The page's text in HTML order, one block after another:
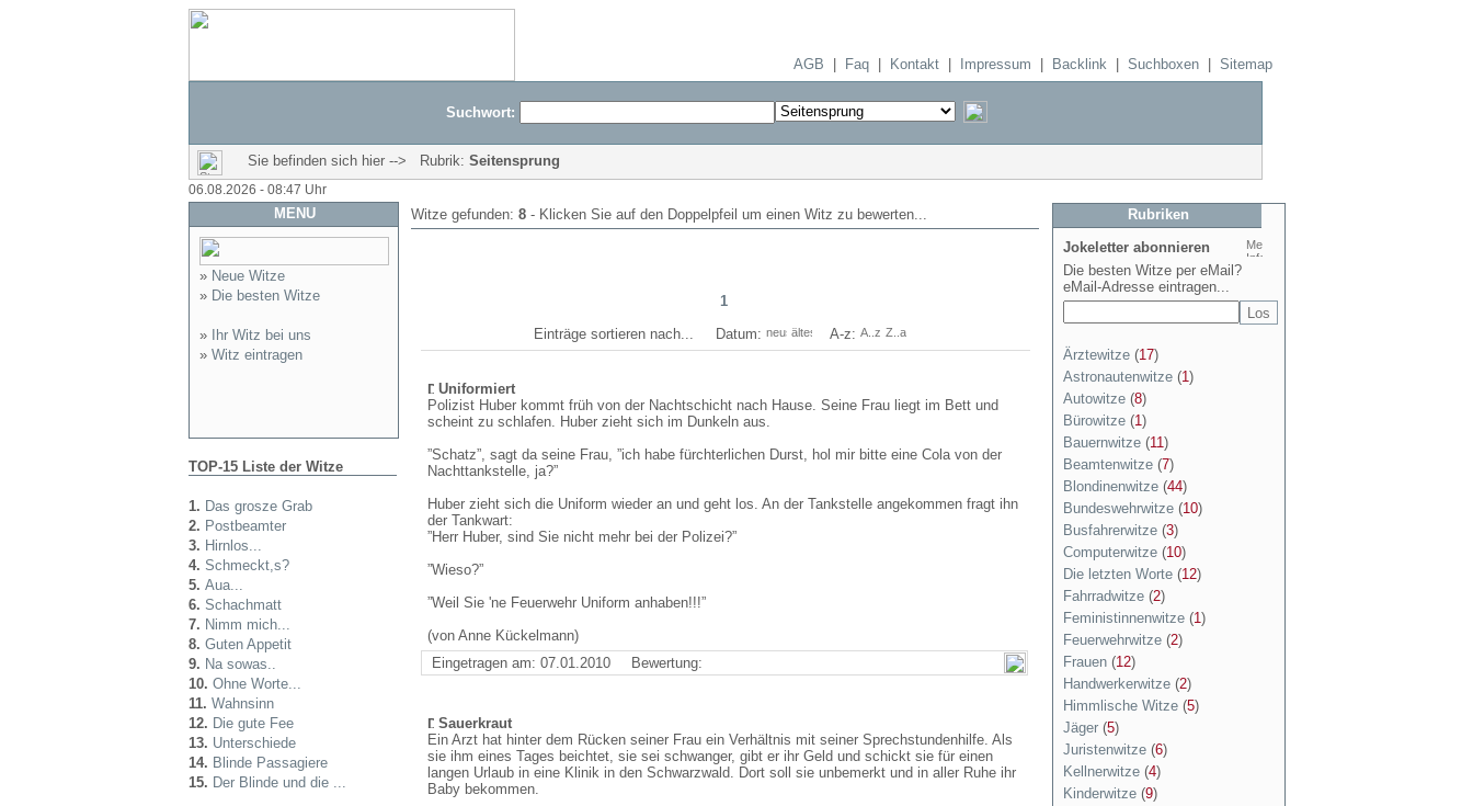
AGB Faq| Kontakt| Impressum Backlink| Suchboxen| Sitemap
Suchwort:
Sie befinden sich hier --> Rubrik: Seitensprung
06.08.2026 - 08:47 Uhr
MENU
» Neue Witze
» Die besten Witze
»
Ihr Witz bei uns
» Witz eintragen
TOP-15 Liste der Witze
1. Das grosze Grab
2. Postbeamter
3. Hirnlos...
4. Schmeckt,s?
5. Aua...
6. Schachmatt
7. Nimm mich...
8. Guten Appetit
9. Na sowas..
10. Ohne Worte...
11. Wahnsinn
12. Die gute Fee
13. Unterschiede
14. Blinde Passagiere
15. Der Blinde und die ...
Witze gefunden: 8- Klicken Sie auf den Doppelpfeil um einen Witz zu bewerten...
1
Einträge sortieren nach... Datum:
A-z:
Uniformiert
Polizist Huber kommt früh von der Nachtschicht nach Hause. Seine Frau liegt im Bett und
scheint zu schlafen. Huber zieht sich im Dunkeln aus.
”Schatz”, sagt da seine Frau, ”ich habe fürchterlichen Durst, hol mir bitte eine Cola von der
Nachttankstelle, ja?”
Huber zieht sich die Uniform wieder an und geht los. An der Tankstelle angekommen fragt ihn
der Tankwart:
”Herr Huber, sind Sie nicht mehr bei der Polizei?”
”Wieso?”
”Weil Sie 'ne Feuerwehr Uniform anhaben!!!”
(von Anne Kückelmann)
Eingetragen am: 07.01.2010
Bewertung:
Sauerkraut
Ein Arzt hat hinter dem Rücken seiner Frau ein Verhältnis mit seiner Sprechstundenhilfe. Als
sie ihm eines Tages beichtet, sie sei schwanger, gibt er ihr Geld und schickt sie für einen
langen Urlaub in eine Klinik in den Schwarzwald. Dort soll sie unbemerkt und in aller Ruhe ihr
Baby bekommen.
Rubriken
Jokeletter abonnieren
Die besten Witze per eMail?
eMail-Adresse eintragen...
Ärztewitze(17)
Astronautenwitze(1)
Autowitze(8)
Bürowitze(1)
Bauernwitze(11)
Beamtenwitze(7)
Blondinenwitze(44)
Bundeswehrwitze(10)
Busfahrerwitze(3)
Computerwitze(10)
Die letzten Worte(12)
Fahrradwitze(2)
Feministinnenwitze(1)
Feuerwehrwitze(2)
Frauen(12)
Handwerkerwitze(2)
Himmlische Witze(5)
Jäger(5)
Juristenwitze(6)
Kellnerwitze(4)
Kinderwitze(9)